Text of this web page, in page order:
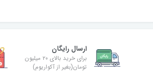
ارسال رایگان
برای خرید بالای ۲۰ میلیون
تومان(بغیر از آکواریوم)